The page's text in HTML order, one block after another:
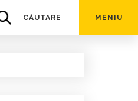
CĂUTARE MENIU